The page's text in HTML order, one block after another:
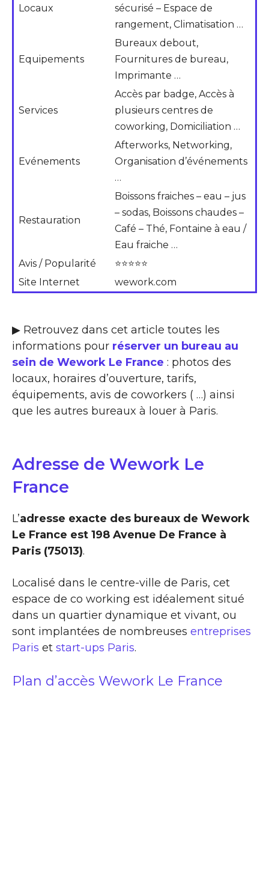
Locaux
sécurisé – Espace de
rangement, Climatisation …
Equipements
Bureaux debout,
Fournitures de bureau,
Imprimante …
Services
Accès par badge, Accès à
plusieurs centres de
coworking, Domiciliation …
Evénements
Afterworks, Networking,
Organisation d’événements
…
Restauration
Boissons fraiches – eau – jus
– sodas, Boissons chaudes –
Café – Thé, Fontaine à eau /
Eau fraiche …
Avis / Popularité
⭐⭐⭐⭐⭐
Site Internet
wework.com
▶ Retrouvez dans cet article toutes les
informations pour réserver un bureau au
sein de Wework Le France : photos des
locaux, horaires d’ouverture, tarifs,
équipements, avis de coworkers ( …) ainsi
que les autres bureaux à louer à Paris.
Adresse de Wework Le
France
L’adresse exacte des bureaux de Wework
Le France est 198 Avenue De France à
Paris (75013).
Localisé dans le centre-ville de Paris, cet
espace de co working est idéalement situé
dans un quartier dynamique et vivant, ou
sont implantées de nombreuses entreprises
Paris et start-ups Paris.
Plan d’accès Wework Le France